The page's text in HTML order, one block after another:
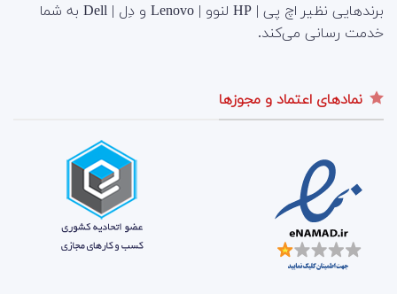
برندهایی نظیر اچ پی | HP لنوو | Lenovo و دِل | Dell به شما
خدمت رسانی می‌کند.
نمادهای اعتماد و مجوزها